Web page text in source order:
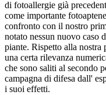
di fotoallergie già
come importante
confronto con il nostro
notato nessun nuovo caso
piante. Rispetto alla nostra
una certa rilevanza
che sono saliti al secondo
campagna di difesa dall'
i suoi effetti.